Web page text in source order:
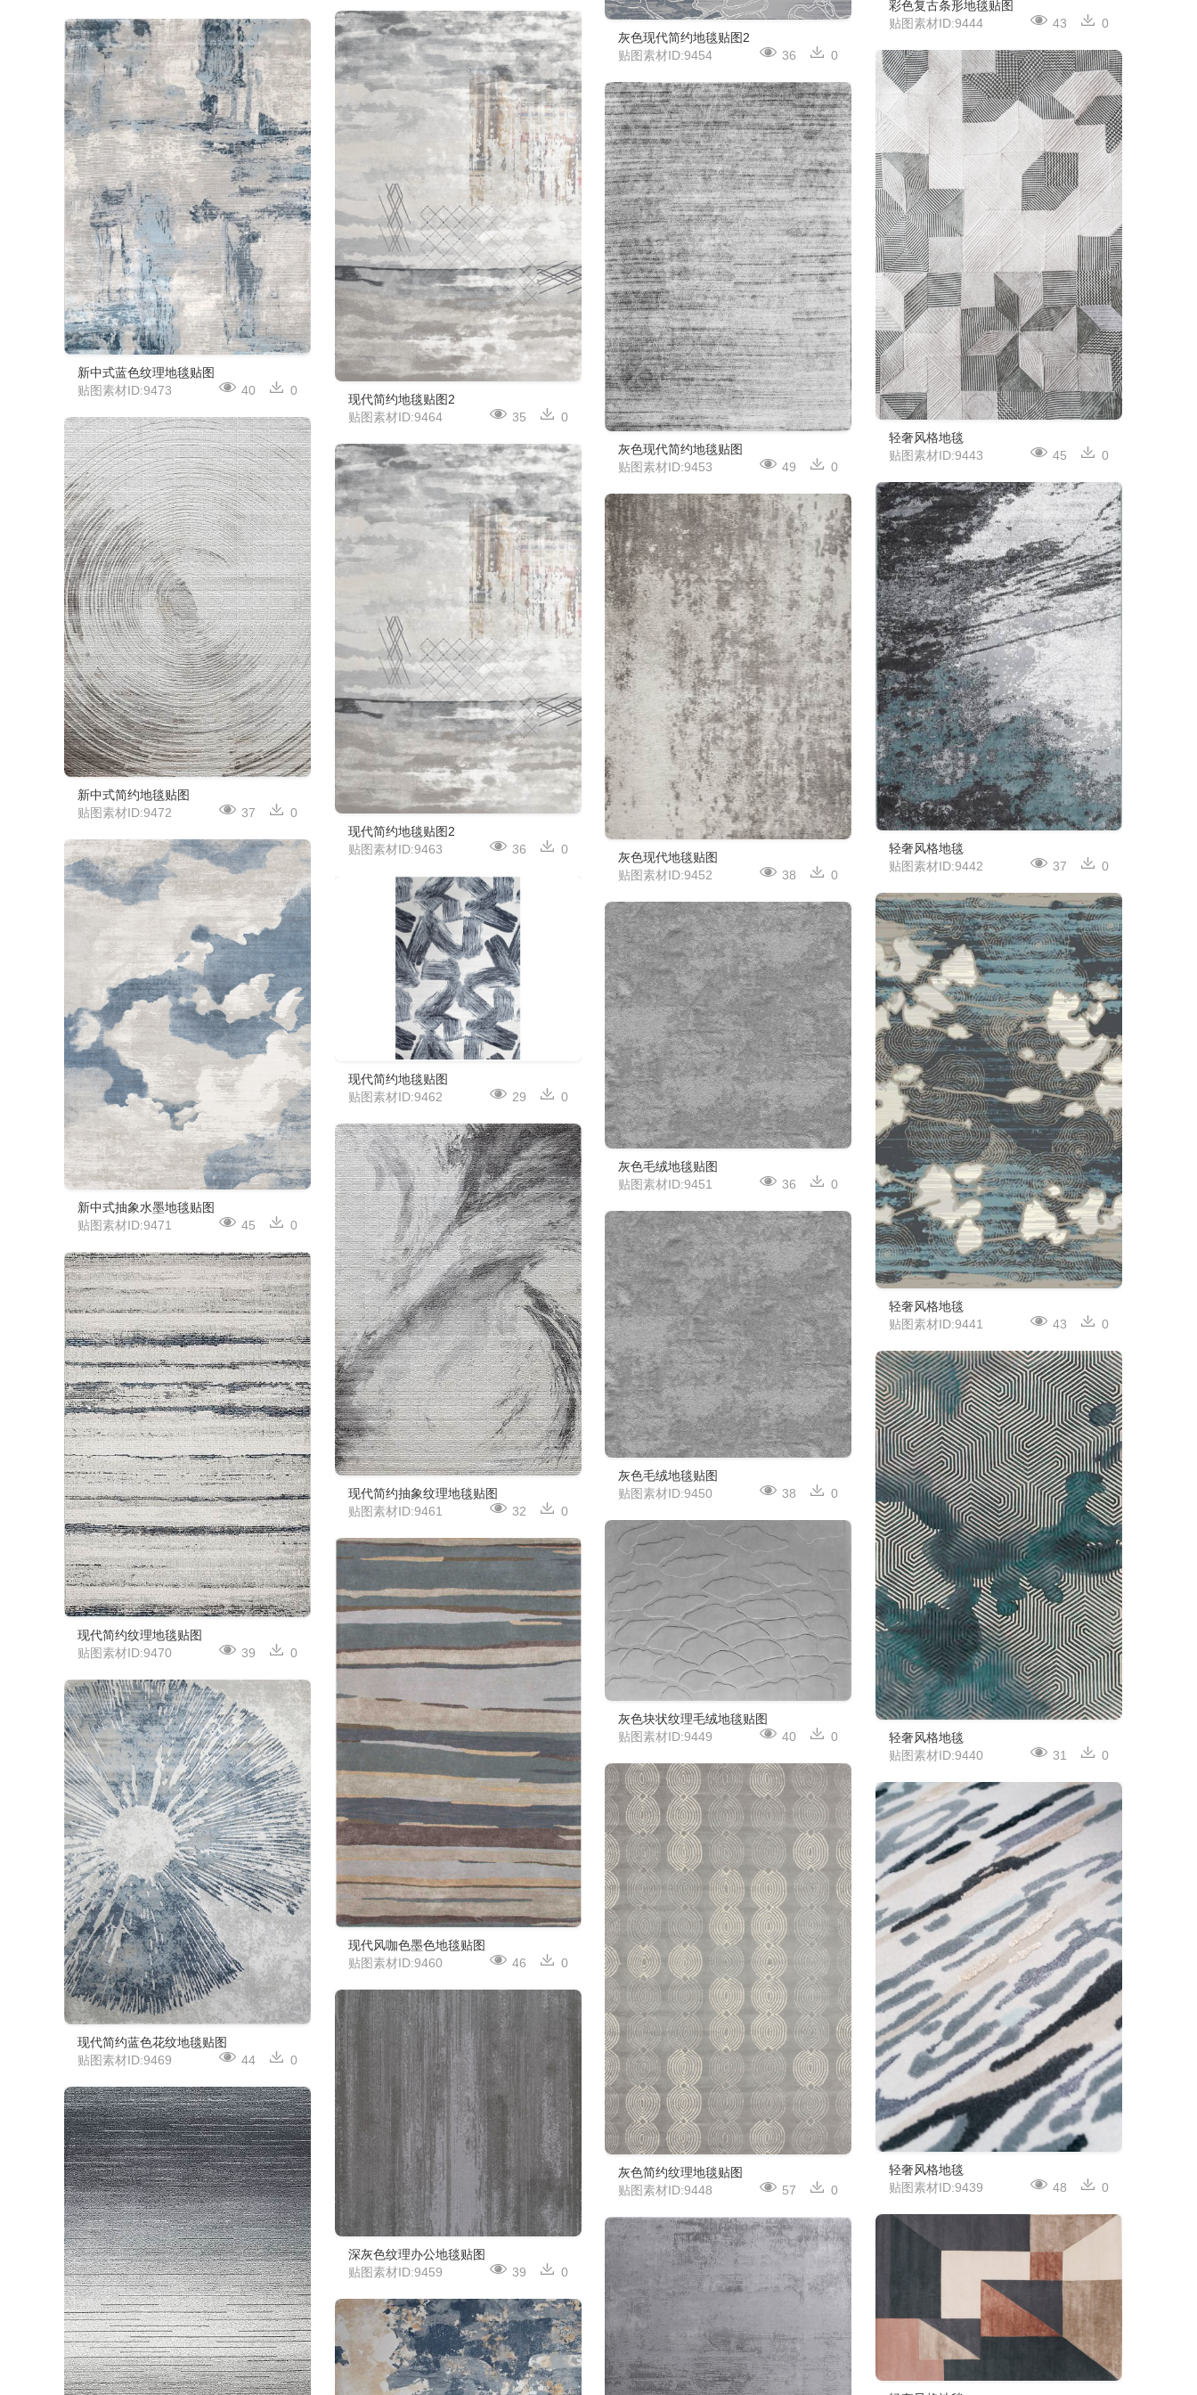
新中式蓝色纹理地毯贴图
贴图素材ID:9473
40 0
新中式简约地毯贴图
贴图素材ID:9472
37 0
新中式抽象水墨地毯贴图
贴图素材ID:9471
45 0
现代简约纹理地毯贴图
贴图素材ID:9470
39 0
现代简约蓝色花纹地毯贴图
贴图素材ID:9469
44 0
现代简约地毯贴图2
贴图素材ID:9464
35 0
现代简约地毯贴图2
贴图素材ID:9463
36 0
现代简约地毯贴图
贴图素材ID:9462
29 0
现代简约抽象纹理地毯贴图
贴图素材ID:9461
32 0
现代风咖色墨色地毯贴图
贴图素材ID:9460
46 0
深灰色纹理办公地毯贴图
贴图素材ID:9459
39 0
灰色现代简约地毯贴图2
贴图素材ID:9454
36 0
灰色现代简约地毯贴图
贴图素材ID:9453
49 0
灰色现代地毯贴图
贴图素材ID:9452
38 0
灰色毛绒地毯贴图
贴图素材ID:9451
36 0
灰色毛绒地毯贴图
贴图素材ID:9450
38 0
灰色块状纹理毛绒地毯贴图
贴图素材ID:9449
40 0
灰色简约纹理地毯贴图
贴图素材ID:9448
57 0
彩色复古条形地毯贴图
贴图素材ID:9444
43 0
轻奢风格地毯
贴图素材ID:9443
45 0
轻奢风格地毯
贴图素材ID:9442
37 0
轻奢风格地毯
贴图素材ID:9441
43 0
轻奢风格地毯
贴图素材ID:9440
31 0
轻奢风格地毯
贴图素材ID:9439
48 0